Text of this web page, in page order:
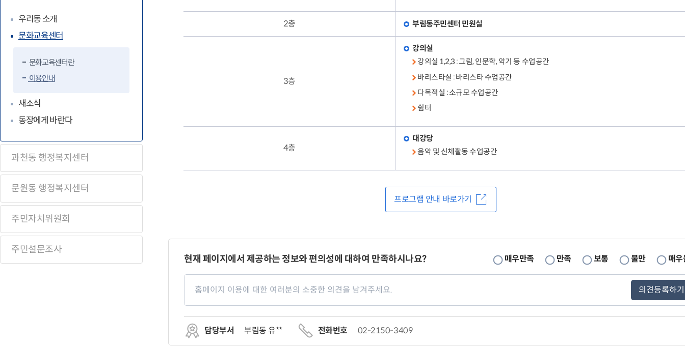
우리동 소개
문화교육센터
문화교육센터란
이용안내
새소식
동장에게 바란다
과천동 행정복지센터
문원동 행정복지센터
주민자치위원회
주민설문조사
2층 부림동주민센터 민원실
3층
강의실
강의실 1,2,3 : 그림, 인문학, 악기 등 수업공간
바리스타실 : 바리스타 수업공간
다목적실 : 소규모 수업공간
쉼터
4층
대강당
음악 및 신체활동 수업공간
프로그램 안내 바로가기
이
지
만
현재 페이지에서 제공하는 정보와 편의성에 대하여 만족하시나요? 매우만족 만족 보통 불만
매
페
만
도
평
가
입
담당부서 부림동 유** 전화번호 02-2150-3409